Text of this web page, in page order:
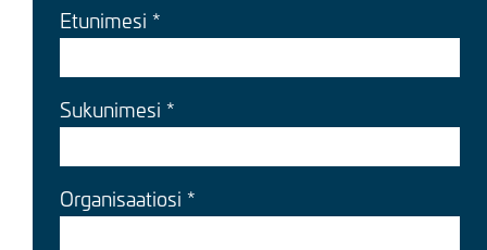
Etunimesi
Sukunimesi
Organisaatiosi